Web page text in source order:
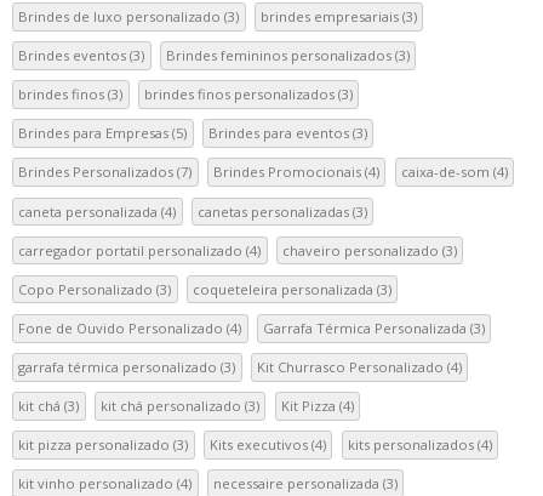
!!
Brindes de luxo personalizado (3) brindes empresariais (3)
Brindes eventos (3) Brindes femininos personalizados (3)
brindes finos (3) brindes finos personalizados (3)
Brindes para Empresas (5) Brindes para eventos (3)
Brindes Personalizados (7) Brindes Promocionais (4) caixa-de-som (4)
caneta personalizada (4) canetas personalizadas (3)
carregador portatil personalizado (4) chaveiro personalizado (3)
Copo Personalizado (3) coqueteleira personalizada (3)
Fone de Ouvido Personalizado (4) Garrafa Térmica Personalizada (3)
garrafa térmica personalizado (3) Kit Churrasco Personalizado (4)
kit chá (3) kit chá personalizado (3) Kit Pizza (4)
kit pizza personalizado (3) Kits executivos (4) kits personalizados(4)
kit vinho personalizado (4) necessaire personalizada (3)